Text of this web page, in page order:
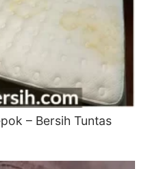
– Bersih Tuntas